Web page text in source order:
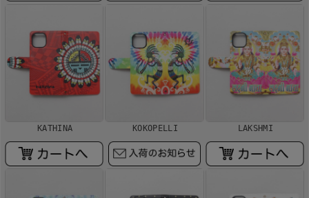
KATHINA KOKOPELLI LAKSHMI